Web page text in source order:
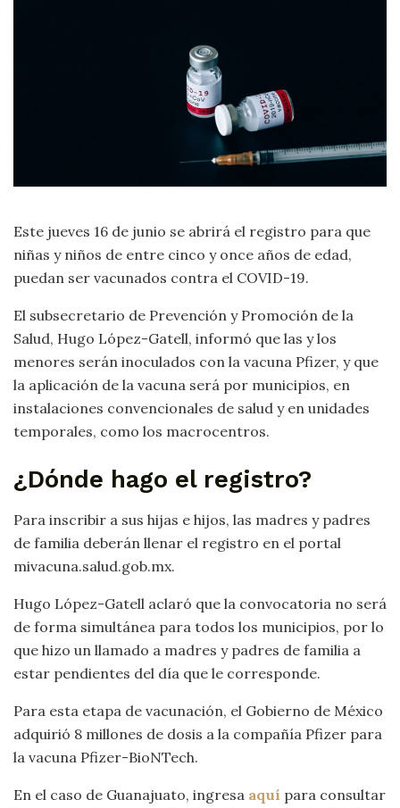
Este jueves 16 de junio se abrirá el registro para que
niñas y niños de entre cinco y once años de edad,
puedan ser vacunados contra el COVID-19.
El subsecretario de Prevención y Promoción de la
Salud, Hugo López-Gatell, informó que las y los
menores serán inoculados con la vacuna Pfizer, y que
la aplicación de la vacuna será por municipios, en
instalaciones convencionales de salud y en unidades
temporales, como los macrocentros.
¿Dónde hago el registro?
Para inscribir a sus hijas e hijos, las madres y padres
de familia deberán llenar el registro en el portal
mivacuna.salud.gob.mx.
Hugo López-Gatell aclaró que la convocatoria no será
de forma simultánea para todos los municipios, por lo
que hizo un llamado a madres y padres de familia a
estar pendientes del día que le corresponde.
Para esta etapa de vacunación, el Gobierno de México
adquirió 8 millones de dosis a la compañía Pfizer para
la vacuna Pfizer-BioNTech.
En el caso de Guanajuato, ingresa aquí para consultar